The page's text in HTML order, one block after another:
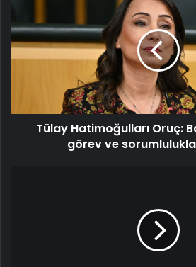
Oruç:
Barışın
sorumluluklara
hazırızTülay Hatimoğulları Oruç:
görev ve